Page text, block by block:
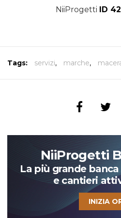
NiiProgetti ID
Tags: servizi, marche,
NiiProgetti
La più grande
e cantieri
INIZIA